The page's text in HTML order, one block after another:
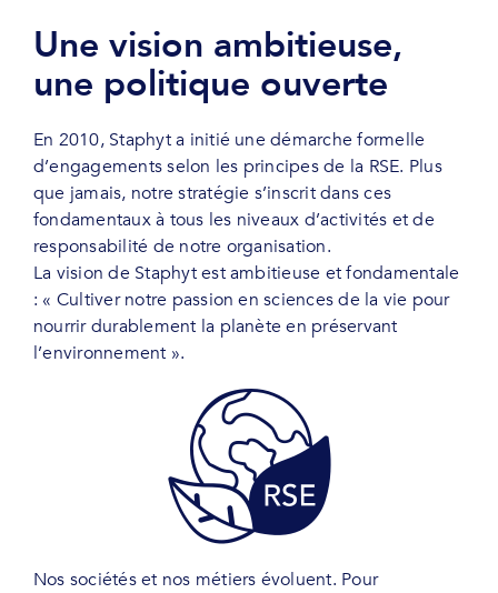
Une vision ambitieuse,
une politique ouverte
En 2010, Staphyt a initié une démarche formelle
d’engagements selon les principes de la RSE. Plus
que jamais, notre stratégie s’inscrit dans ces
fondamentaux à tous les niveaux d’activités et de
responsabilité de notre organisation.
La vision de Staphyt est ambitieuse et fondamentale
: « Cultiver notre passion en sciences de la vie pour
nourrir durablement la planète en préservant
l’environnement ».
Nos sociétés et nos métiers évoluent. Pour